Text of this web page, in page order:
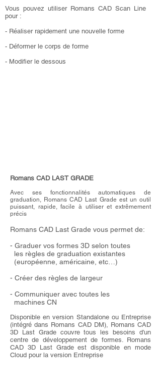
Vous pouvez utiliser Romans CAD Scan Line
pour :
- Réaliser rapidement une nouvelle forme
- Déformer le corps de forme
- Modifier le dessous
Romans CADLAST GRADE
Avec ses fonctionnalités automatiques de
graduation, Romans CAD Last Grade est un outil
puissant, rapide, facile à utiliser et extrêmement
précis
Romans CAD Last Grade vous permet de:
- Graduer vos formes 3D selon toutes
les règles de graduation existantes
(européenne, américaine, etc…)
- Créer des règles de largeur
- Communiquer avec toutes les
machines CN
Disponible en version Standalone ou Entreprise
(intégré dans Romans CAD DM), Romans CAD
3D Last Grade couvre tous les besoins d'un
centre de développement de formes. Romans
CAD 3D Last Grade est disponible en mode
Cloud pour la version Entreprise